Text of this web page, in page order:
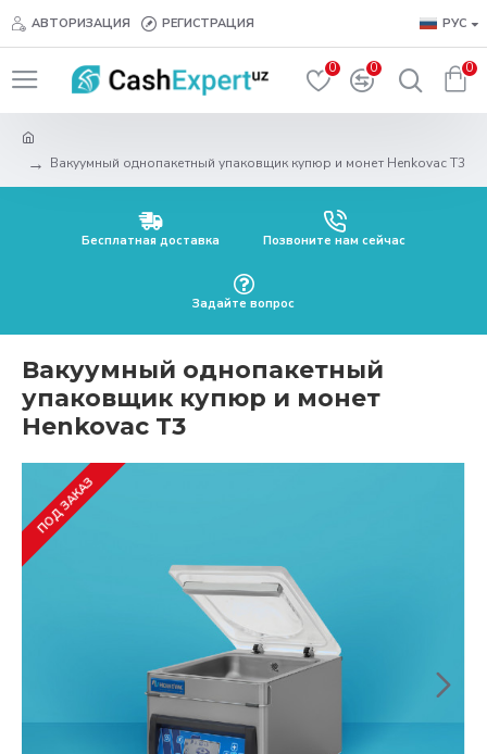
АВТОРИЗАЦИЯ РЕГИСТРАЦИЯ РУС
0 0 0
Вакуумный однопакетный упаковщик купюр и монет Henkovac T3
Бесплатная доставка Позвоните нам сейчас
Задайте вопрос
Вакуумный однопакетный
упаковщик купюр и монет
Henkovac T3
ПОД ЗАКАЗ